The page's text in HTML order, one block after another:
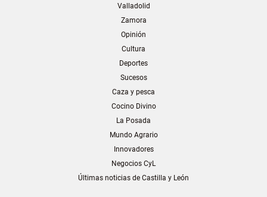
Valladolid
Zamora
Opinión
Cultura
Deportes
Sucesos
Caza y pesca
Cocino Divino
La Posada
Mundo Agrario
Innovadores
Negocios CyL
Últimas noticias de Castilla y León